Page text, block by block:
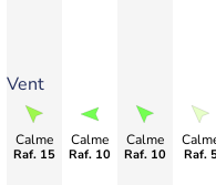
Vent
Calme
Raf. 15
Calme
Raf. 10
Calme
Raf. 10 Raf.